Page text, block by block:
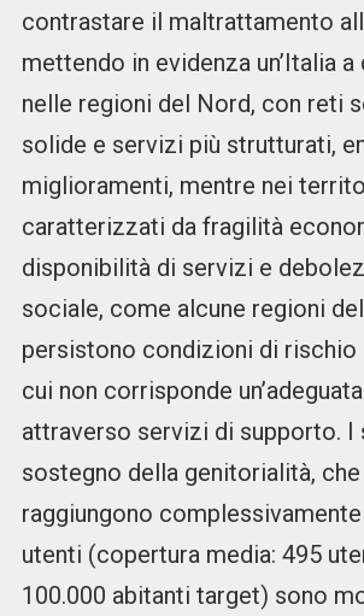
contrastare il maltrattamento
mettendo in evidenza un’Italia
nelle regioni del Nord, con reti
solide e servizi più strutturati,
miglioramenti, mentre nei
caratterizzati da fragilità
disponibilità di servizi e
sociale, come alcune regioni
persistono condizioni di rischio
cui non corrisponde
attraverso servizi di supporto. I
sostegno della genitorialità,
raggiungono
utenti (copertura media: 495
100.000 abitanti target) sono